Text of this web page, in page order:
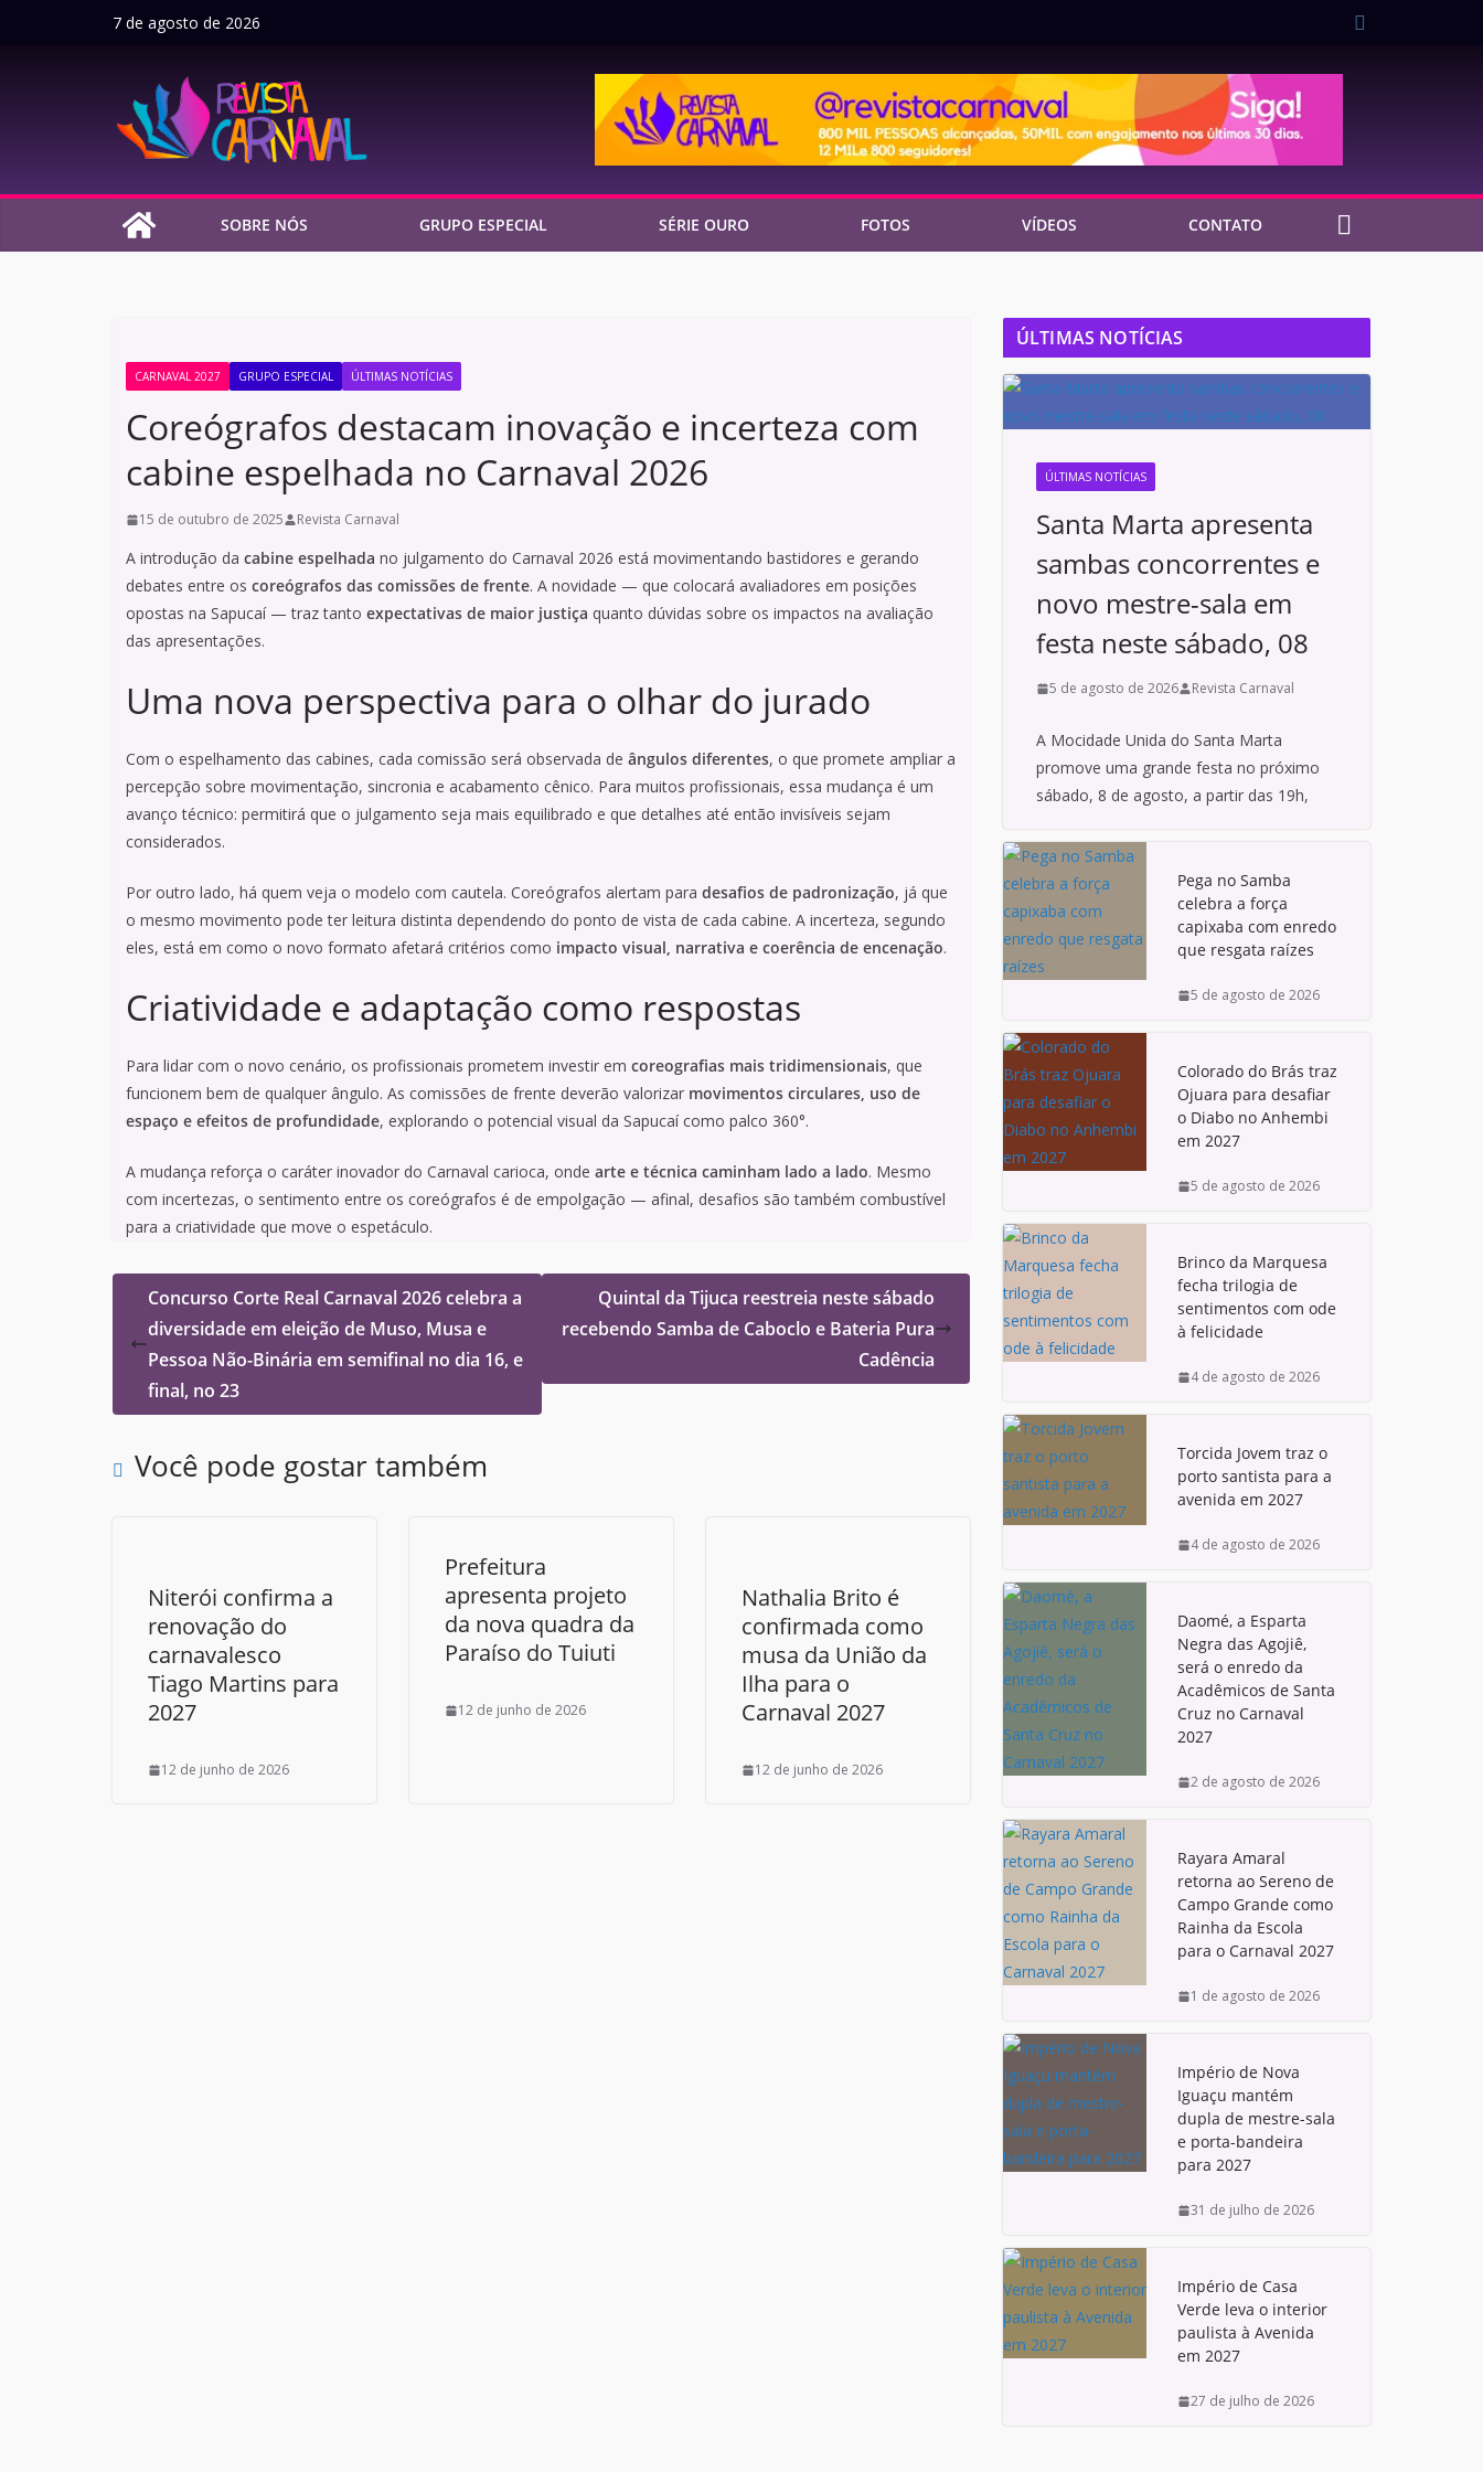
7 de agosto de 2026
SOBRE NÓS GRUPO ESPECIAL SÉRIE OURO FOTOS VÍDEOS CONTATO
CARNAVAL 2027 GRUPO ESPECIAL ÚLTIMAS NOTÍCIAS
Coreógrafos destacam inovação e incerteza com
cabine espelhada no Carnaval 2026
15 de outubro de 2025 Revista Carnaval
A introdução da cabine espelhada no julgamento do Carnaval 2026 está movimentando bastidores e gerando
debates entre os coreógrafos das comissões de frente. A novidade — que colocará avaliadores em posições
opostas na Sapucaí — traz tanto expectativas de maior justiça quanto dúvidas sobre os impactos na avaliação
das apresentações.
Uma nova perspectiva para o olhar do jurado
Com o espelhamento das cabines, cada comissão será observada de ângulos diferentes, o que promete ampliar a
percepção sobre movimentação, sincronia e acabamento cênico. Para muitos profissionais, essa mudança é um
avanço técnico: permitirá que o julgamento seja mais equilibrado e que detalhes até então invisíveis sejam
considerados.
Por outro lado, há quem veja o modelo com cautela. Coreógrafos alertam para desafios de padronização, já que
o mesmo movimento pode ter leitura distinta dependendo do ponto de vista de cada cabine. A incerteza, segundo
eles, está em como o novo formato afetará critérios como impacto visual, narrativa e coerência de encenação.
Criatividade e adaptação como respostas
Para lidar com o novo cenário, os profissionais prometem investir em coreografias mais tridimensionais, que
funcionem bem de qualquer ângulo. As comissões de frente deverão valorizar movimentos circulares, uso de
espaço e efeitos de profundidade, explorando o potencial visual da Sapucaí como palco 360°.
A mudança reforça o caráter inovador do Carnaval carioca, onde arte e técnica caminham lado a lado. Mesmo
com incertezas, o sentimento entre os coreógrafos é de empolgação — afinal, desafios são também combustível
para a criatividade que move o espetáculo.
Concurso Corte Real Carnaval 2026 celebra a
diversidade em eleição de Muso, Musa e
Pessoa Não-Binária em semifinal no dia 16, e
final, no 23
Quintal da Tijuca reestreia neste sábado
recebendo Samba de Caboclo e Bateria Pura
Cadência
Você pode gostar também
Niterói confirma a
renovação do
carnavalesco
Tiago Martins para
2027
12 de junho de 2026
Prefeitura
apresenta projeto
da nova quadra da
Paraíso do Tuiuti
12 de junho de 2026
Nathalia Brito é
confirmada como
musa da União da
Ilha para o
Carnaval 2027
12 de junho de 2026
ÚLTIMAS NOTÍCIAS
ÚLTIMAS NOTÍCIAS
Santa Marta apresenta
sambas concorrentes e
novo mestre-sala em
festa neste sábado, 08
5 de agosto de 2026 Revista Carnaval
A Mocidade Unida do Santa Marta
promove uma grande festa no próximo
sábado, 8 de agosto, a partir das 19h,
Pega no Samba
celebra a força
capixaba com enredo
que resgata raízes
5 de agosto de 2026
Colorado do Brás traz
Ojuara para desafiar
o Diabo no Anhembi
em 2027
5 de agosto de 2026
Brinco da Marquesa
fecha trilogia de
sentimentos com ode
à felicidade
4 de agosto de 2026
Torcida Jovem traz o
porto santista para a
avenida em 2027
4 de agosto de 2026
Daomé, a Esparta
Negra das Agojiê,
será o enredo da
Acadêmicos de Santa
Cruz no Carnaval
2027
2 de agosto de 2026
Rayara Amaral
retorna ao Sereno de
Campo Grande como
Rainha da Escola
para o Carnaval 2027
1 de agosto de 2026
Império de Nova
Iguaçu mantém
dupla de mestre-sala
e porta-bandeira
para 2027
31 de julho de 2026
Império de Casa
Verde leva o interior
paulista à Avenida
em 2027
27 de julho de 2026